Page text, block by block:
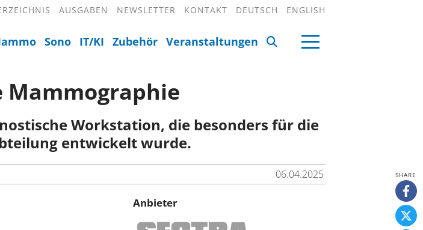
AUSGABEN NEWSLETTER KONTAKT DEUTSCH ENGLISH
Sono IT/KI Zubehör Veranstaltungen
Workstation, die besonders für die
entwickelt wurde.
06.04.2025
Anbieter